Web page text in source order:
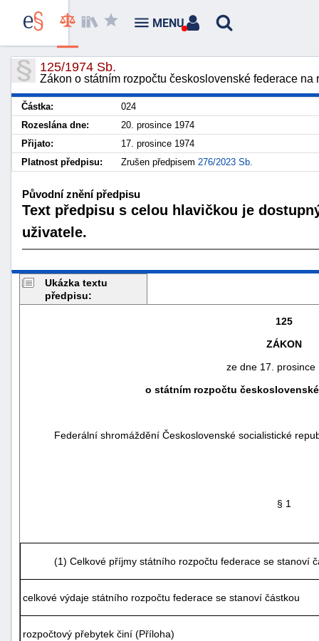
125/1974 Sb.
Zákon o státním rozpočtu československé federace na
Částka:
024
Rozeslána dne:
20. prosince 1974
Přijato:
17. prosince 1974
Platnost předpisu:
Zrušen předpisem 276/2023 Sb.
Původní znění předpisu
Text předpisu s celou hlavičkou je
uživatele.
Ukázka textu
předpisu:
125
ZÁKON
ze dne 17. prosince
o státním rozpočtu
Federální shromáždění Československé socialistické
§ 1
(1) Celkové příjmy státního rozpočtu federace se
celkové výdaje státního rozpočtu federace se stanoví částkou
rozpočtový přebytek činí (Příloha)
MENU